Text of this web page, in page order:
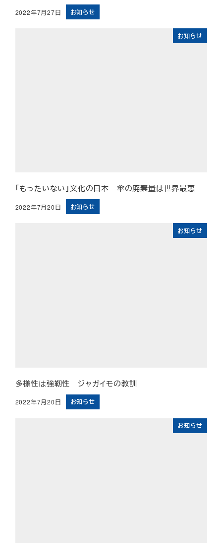
投稿日
2022年7月27日 お知らせ
お知らせ
「もったいない」文化の日本 傘の廃棄量は世界最悪
投稿日
2022年7月20日 お知らせ
お知らせ
多様性は強靭性 ジャガイモの教訓
投稿日
2022年7月20日 お知らせ
お知らせ